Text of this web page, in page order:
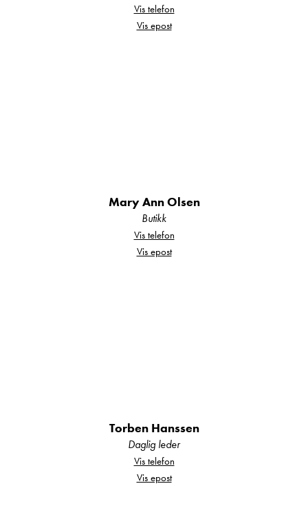
Ta kontakt
Vis telefon
Vis epost
Mary Ann Olsen
Butikk
Vis telefon
Vis epost
Torben Hanssen
Daglig leder
Vis telefon
Vis epost